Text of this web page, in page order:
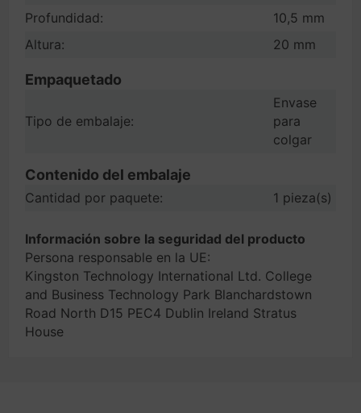
Profundidad:
10,5 mm
Altura:
20 mm
Empaquetado
Tipo de embalaje:
Envase
para
colgar
Contenido del embalaje
Cantidad por paquete: 1 pieza(s)
Información sobre la seguridad del producto
Persona responsable en la UE:
Kingston Technology International Ltd. College
and Business Technology Park Blanchardstown
Road North D15 PEC4 Dublin Ireland Stratus
House